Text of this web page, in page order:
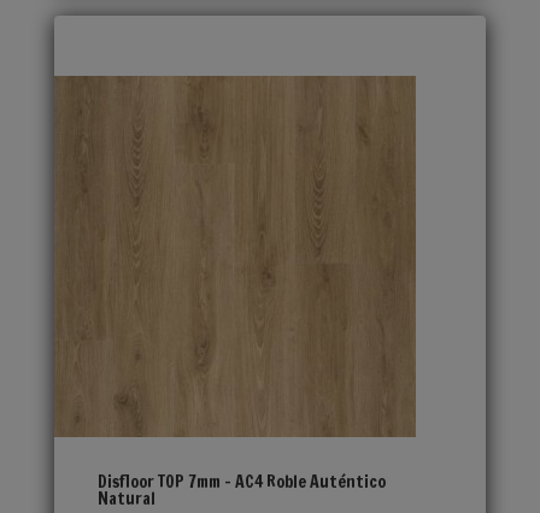
Disfloor TOP 7mm – AC4 Roble Auténtico
Natural